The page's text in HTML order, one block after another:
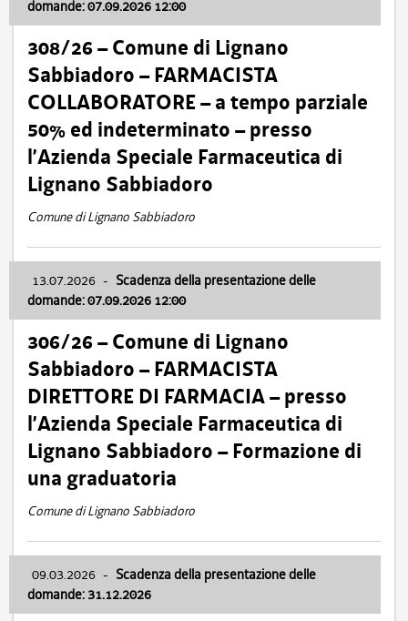
domande: 07.09.2026 12:00
308/26 – Comune di Lignano
Sabbiadoro – FARMACISTA
COLLABORATORE – a tempo parziale
50% ed indeterminato – presso
l’Azienda Speciale Farmaceutica di
Lignano Sabbiadoro
Comune di Lignano Sabbiadoro
13.07.2026 - Scadenza della presentazione delle
domande: 07.09.2026 12:00
306/26 – Comune di Lignano
Sabbiadoro – FARMACISTA
DIRETTORE DI FARMACIA – presso
l’Azienda Speciale Farmaceutica di
Lignano Sabbiadoro – Formazione di
una graduatoria
Comune di Lignano Sabbiadoro
09.03.2026 - Scadenza della presentazione delle
domande: 31.12.2026